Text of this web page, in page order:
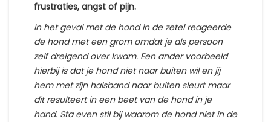
frustraties, angst of pijn.
In het geval met de hond in de zetel reageerde
de hond met een grom omdat je als persoon
zelf dreigend over kwam. Een ander voorbeeld
hierbij is dat je hond niet naar buiten wil en jij
hem met zijn halsband naar buiten sleurt maar
dit resulteert in een beet van de hond in je
hand. Sta even stil bij waarom de hond niet in de